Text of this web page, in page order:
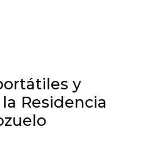
y
Residencia